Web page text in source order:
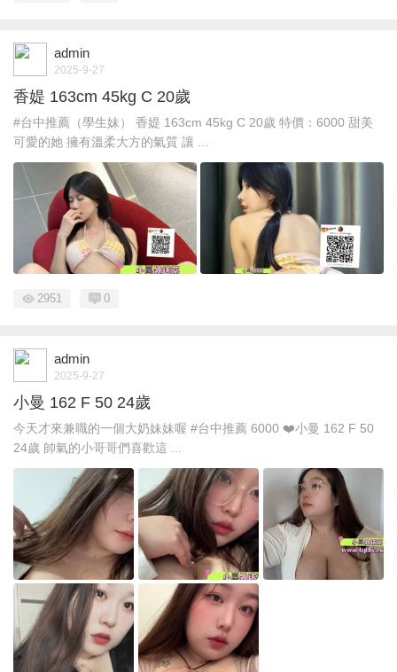
admin
2025-9-27
香媞 163cm 45kg C 20歲
#台中推薦（學生妹） 香媞 163cm 45kg C 20歲 特價：6000 甜美
可愛的她 擁有溫柔大方的氣質 讓 ...
2951 0
admin
2025-9-27
小曼 162 F 50 24歲
今天才來兼職的一個大奶妹妹喔 #台中推薦 6000 ❤️小曼 162 F 50
24歲 帥氣的小哥哥們喜歡這 ...